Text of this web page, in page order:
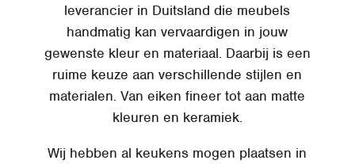
leverancier in Duitsland die meubels
handmatig kan vervaardigen in jouw
gewenste kleur en materiaal. Daarbij is een
ruime keuze aan verschillende stijlen en
materialen. Van eiken fineer tot aan matte
kleuren en keramiek.
Wij hebben al keukens mogen plaatsen in